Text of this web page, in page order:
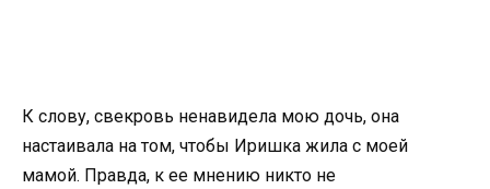
К слову, свекровь ненавидела мою дочь, она
настаивала на том, чтобы Иришка жила с моей
мамой. Правда, к ее мнению никто не